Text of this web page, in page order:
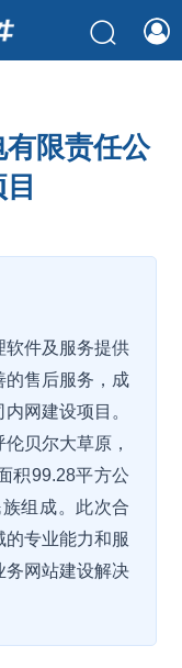
限责任公
软件及服务提供
的售后服务，成
网建设项目。
贝尔大草原，
积99.28平方公
组成。此次合
专业能力和服
务网站建设解决